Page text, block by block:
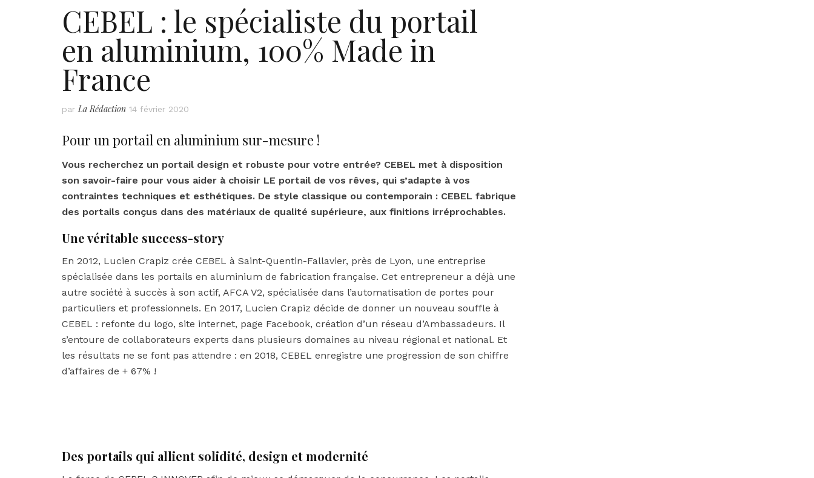
CEBEL : le spécialiste du portail
en aluminium, 100% Made in
France
par La Rédaction 14 février 2020
Pour un portail en aluminium sur-mesure !
Vous recherchez un portail design et robuste pour votre entrée? CEBEL met à disposition
son savoir-faire pour vous aider à choisir LE portail de vos rêves, qui s’adapte à vos
contraintes techniques et esthétiques. De style classique ou contemporain : CEBEL fabrique
des portails conçus dans des matériaux de qualité supérieure, aux finitions irréprochables.
Une véritable success-story
En 2012, Lucien Crapiz crée CEBEL à Saint-Quentin-Fallavier, près de Lyon, une entreprise
spécialisée dans les portails en aluminium de fabrication française. Cet entrepreneur a déjà une
autre société à succès à son actif, AFCA V2, spécialisée dans l’automatisation de portes pour
particuliers et professionnels. En 2017, Lucien Crapiz décide de donner un nouveau souffle à
CEBEL : refonte du logo, site internet, page Facebook, création d’un réseau d’Ambassadeurs. Il
s’entoure de collaborateurs experts dans plusieurs domaines au niveau régional et national. Et
les résultats ne se font pas attendre : en 2018, CEBEL enregistre une progression de son chiffre
d’affaires de + 67% !
Des portails qui allient solidité, design et modernité